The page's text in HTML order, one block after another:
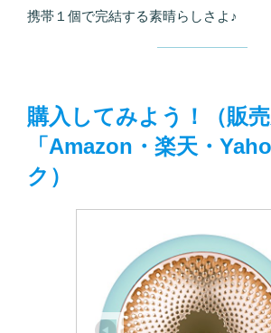
携帯１個で完結する素晴らしさよ♪
購入してみよう！（販
「Amazon・楽天・
ク）